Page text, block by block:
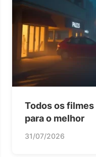
Todos os
para o melhor
31/07/2026